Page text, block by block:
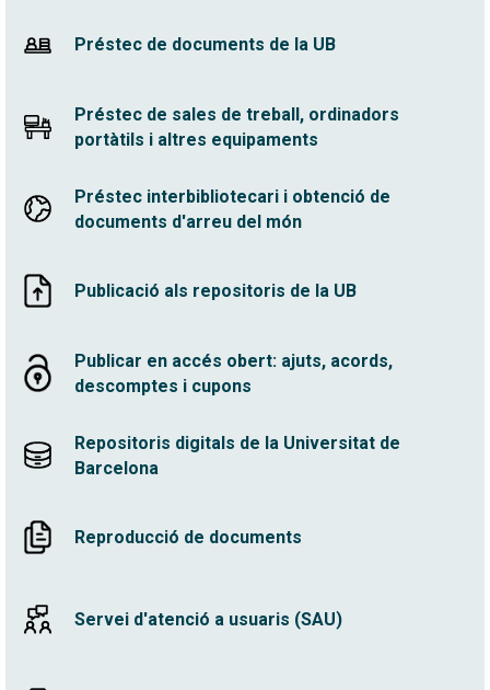
Préstec de documents de la UB
Préstec de sales de treball, ordinadors
portàtils i altres equipaments
Préstec interbibliotecari i obtenció de
documents d'arreu del món
Publicació als repositoris de la UB
Publicar en accés obert: ajuts, acords,
descomptes i cupons
Repositoris digitals de la Universitat de
Barcelona
Reproducció de documents
Servei d'atenció a usuaris (SAU)